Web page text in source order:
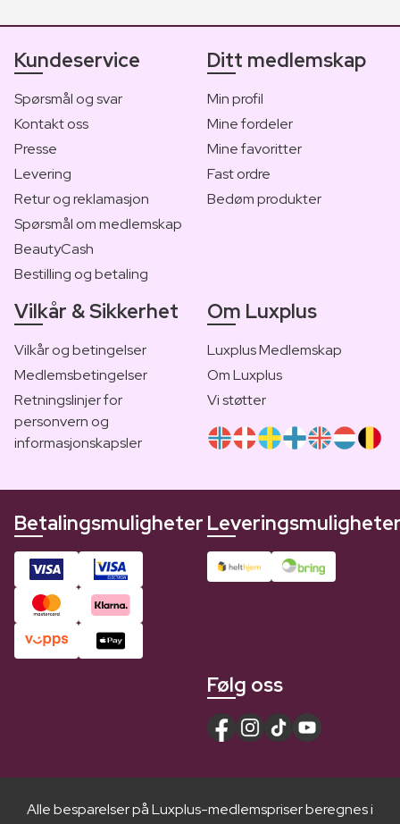
Kundeservice
Spørsmål og svar
Kontakt oss
Presse
Levering
Retur og reklamasjon
Spørsmål om medlemskap
BeautyCash
Bestilling og betaling
Ditt medlemskap
Min profil
Mine fordeler
Mine favoritter
Fast ordre
Bedøm produkter
Vilkår & Sikkerhet
Vilkår og betingelser
Medlemsbetingelser
Retningslinjer for
personvern og
informasjonskapsler
Om Luxplus
Luxplus Medlemskap
Om Luxplus
Vi støtter
Betalingsmuligheter
Følg oss
Alle besparelser på Luxplus-medlemspriser beregnes i